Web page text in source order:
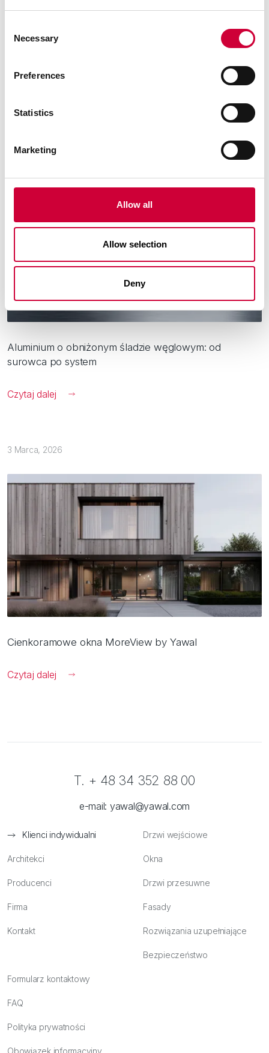
Selection
Necessary
Preferences
Statistics
Marketing
Allow all
Allow selection
Deny
Otwarta Przestrzeń Architektury. MoreView Days.
3 Marca, 2026
Aluminium o obniżonym śladzie węglowym: od
surowca po system
Czytaj dalej
3 Marca, 2026
Cienkoramowe okna MoreView by Yawal
Czytaj dalej
Klienci indywidualni
Architekci
Producenci
Firma
Kontakt
Drzwi wejściowe
Okna
Drzwi przesuwne
Fasady
Rozwiązania uzupełniające
Bezpieczeństwo
Formularz kontaktowy
FAQ
Polityka prywatności
T. + 48 34 352 88 00
e-mail: yawal@yawal.com